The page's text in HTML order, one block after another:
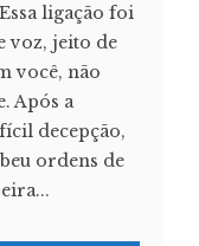
ligação foi
voz, jeito de
você, não
Após a
decepção,
ordens de